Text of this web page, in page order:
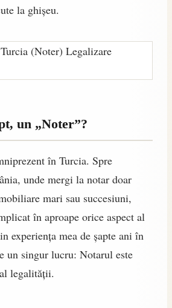
la ghișeu.
un „Noter”?
în Turcia. Spre
unde mergi la notar doar
mari sau succesiuni,
în aproape orice aspect al
experiența mea de șapte ani în
un singur lucru: Notarul este
legalității.